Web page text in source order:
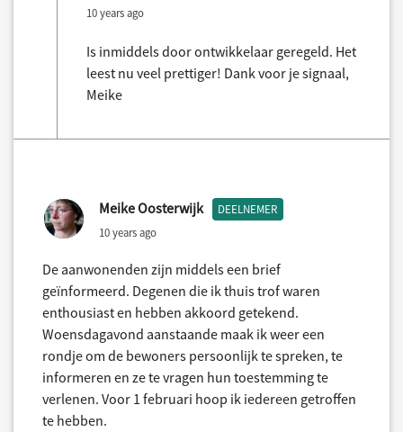
10 years ago
Is inmiddels door ontwikkelaar geregeld. Het
leest nu veel prettiger! Dank voor je signaal,
Meike
Meike Oosterwijk DEELNEMER
10 years ago
De aanwonenden zijn middels een brief
geïnformeerd. Degenen die ik thuis trof waren
enthousiast en hebben akkoord getekend.
Woensdagavond aanstaande maak ik weer een
rondje om de bewoners persoonlijk te spreken, te
informeren en ze te vragen hun toestemming te
verlenen. Voor 1 februari hoop ik iedereen getroffen
te hebben.